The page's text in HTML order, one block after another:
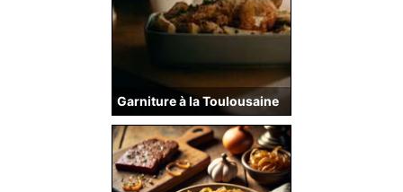
Garniture à la Toulousaine